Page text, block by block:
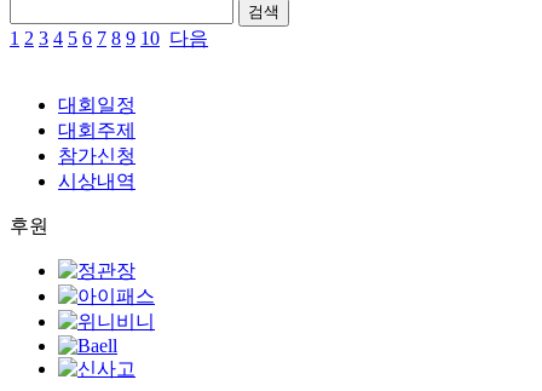
1 2 3 4 5 6 7 8 9 10 다음
대회일정
대회주제
참가신청
시상내역
후원